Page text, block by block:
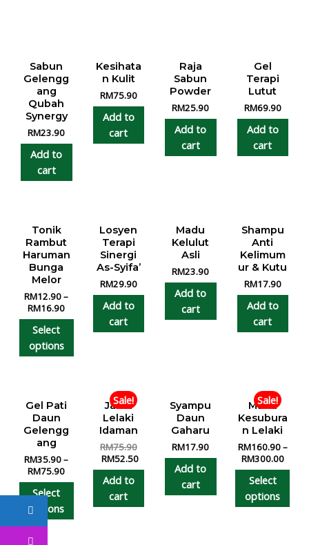
Sabun
Gelengg
ang
Qubah
Synergy
RM23.90
Add to
cart
Kesihata
n Kulit
RM75.90
Add to
cart
Raja
Sabun
Powder
RM25.90
Add to
cart
Gel
Terapi
Lutut
RM69.90
Add to
cart
Tonik
Rambut
Haruman
Bunga
Melor
RM12.90–
RM16.90
Select
options
Losyen
Terapi
Sinergi
As-Syifa’
RM29.90
Add to
cart
Madu
Kelulut
Asli
RM23.90
Add to
cart
Shampu
Anti
Kelimum
ur & Kutu
RM17.90
Add to
cart
Gel Pati
Daun
Gelengg
ang
RM35.90–
RM75.90
Select
options
Sale!
Jamu
Lelaki
Idaman
RM75.90
RM52.50
Add to
cart
Syampu
Daun
Gaharu
RM17.90
Add to
cart
Sale!
Madu
Kesubura
n Lelaki
RM160.90–
RM300.00
Select
options